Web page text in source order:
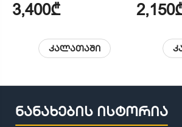
3,400₾
კალათაში
ნანახების ისტორია